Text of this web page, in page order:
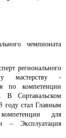
чемпионата
регионального
мастерству -
по компетенции
В Сортавальском
году стал Главным
компетенции для
– Эксплуатация